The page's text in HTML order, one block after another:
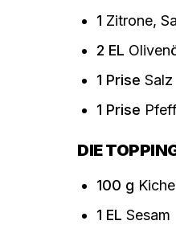
1 Zitrone,
2 EL
1 Prise Salz
1 Prise
DIE
100 g
1 EL Sesam